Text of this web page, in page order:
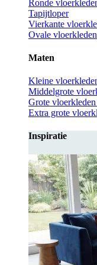
Ronde
Tapijtloper
Vierkante
Ovale vloerkleden
Maten
Kleine
Middelgrote
Grote
Extra grote
Inspiratie